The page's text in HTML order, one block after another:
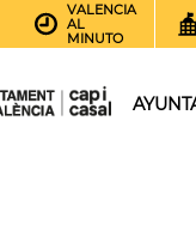
VALENCIA
AL
MINUTO